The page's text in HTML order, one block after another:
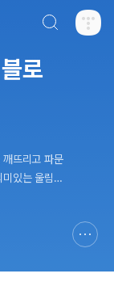
로
뜨리고 파문
있는 울림이
하지만 엄청